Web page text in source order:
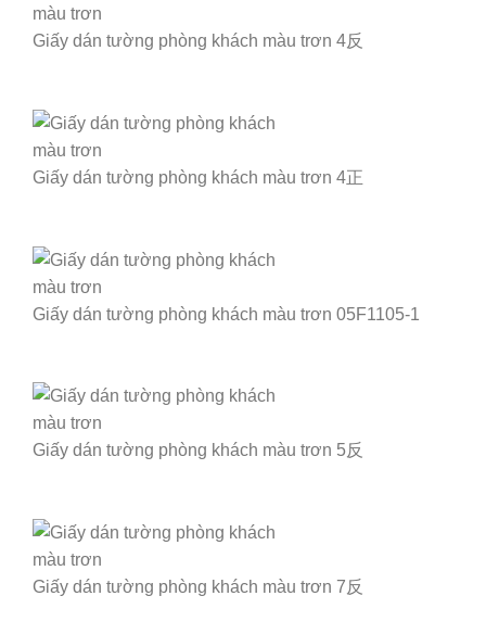
Giấy dán tường phòng khách màu trơn 4反
Giấy dán tường phòng khách màu trơn 4正
Giấy dán tường phòng khách màu trơn 05F1105-1
Giấy dán tường phòng khách màu trơn 5反
Giấy dán tường phòng khách màu trơn 7反